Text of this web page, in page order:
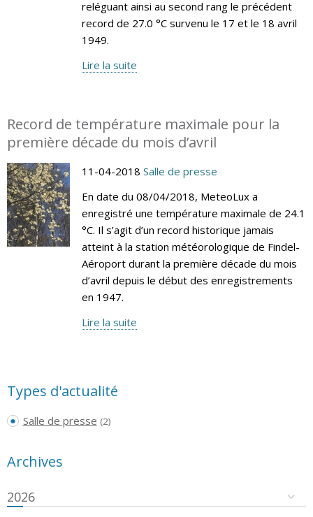
reléguant ainsi au second rang le précédent
record de 27.0 °C survenu le 17 et le 18 avril
1949.
Lire la suite
Record de température maximale pour la
première décade du mois d’avril
11-04-2018 Salle de presse
En date du 08/04/2018, MeteoLux a
enregistré une température maximale de 24.1
°C. Il s’agit d’un record historique jamais
atteint à la station météorologique de Findel-
Aéroport durant la première décade du mois
d’avril depuis le début des enregistrements
en 1947.
Lire la suite
Types d'actualité
Salle de presse (2)
Archives
2026